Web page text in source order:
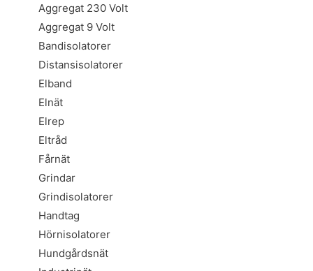
Aggregat 230 Volt
Aggregat 9 Volt
Bandisolatorer
Distansisolatorer
Elband
Elnät
Elrep
Eltråd
Fårnät
Grindar
Grindisolatorer
Handtag
Hörnisolatorer
Hundgårdsnät